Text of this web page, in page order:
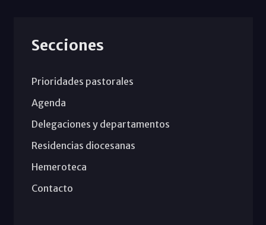
Secciones
Prioridades pastorales
Agenda
Delegaciones y departamentos
Residencias diocesanas
Hemeroteca
Contacto